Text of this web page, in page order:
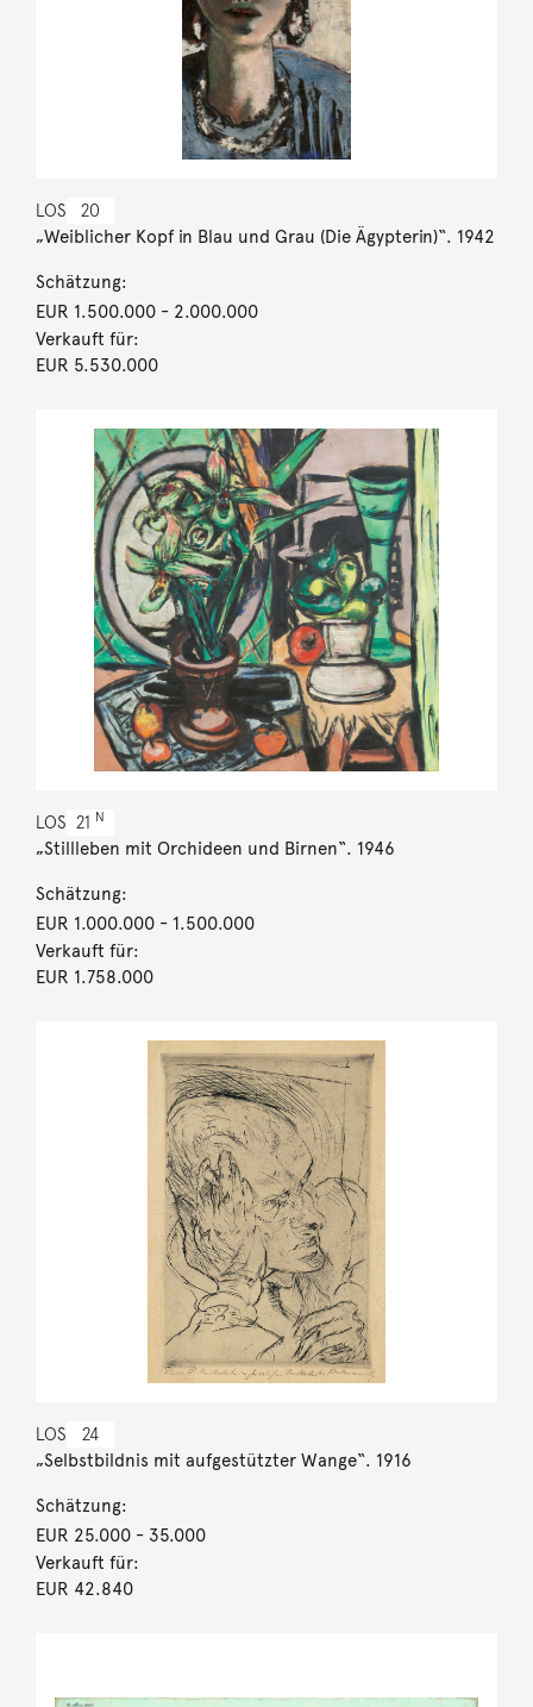
LOS 20
„Weiblicher Kopf in Blau und Grau (Die Ägypterin)“. 1942
Schätzung:
EUR 1.500.000- 2.000.000
Verkauft für:
EUR 5.530.000
LOS 21 N
„Stillleben mit Orchideen und Birnen“. 1946
Schätzung:
EUR 1.000.000- 1.500.000
Verkauft für:
EUR 1.758.000
LOS 24
„Selbstbildnis mit aufgestützter Wange“. 1916
Schätzung:
EUR 25.000- 35.000
Verkauft für:
EUR 42.840